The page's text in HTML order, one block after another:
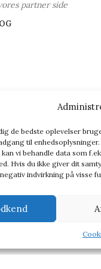
de bedste oplevelser
til
vi behandle data som
Hvis du ikke giver dit
indvirkning på visse
partner side
altid at